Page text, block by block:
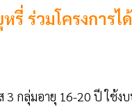
รี่ ร่วมโครงกา
3 กลุ่มอายุ 16-20 ปี ใช้